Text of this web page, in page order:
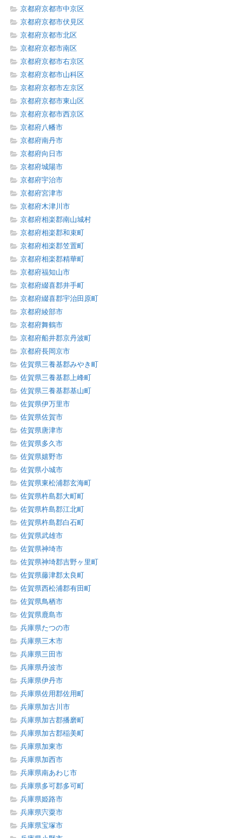
京都府京都市中京区
京都府京都市伏見区
京都府京都市北区
京都府京都市南区
京都府京都市右京区
京都府京都市山科区
京都府京都市左京区
京都府京都市東山区
京都府京都市西京区
京都府八幡市
京都府南丹市
京都府向日市
京都府城陽市
京都府宇治市
京都府宮津市
京都府木津川市
京都府相楽郡南山城村
京都府相楽郡和束町
京都府相楽郡笠置町
京都府相楽郡精華町
京都府福知山市
京都府綴喜郡井手町
京都府綴喜郡宇治田原町
京都府綾部市
京都府舞鶴市
京都府船井郡京丹波町
京都府長岡京市
佐賀県三養基郡みやき町
佐賀県三養基郡上峰町
佐賀県三養基郡基山町
佐賀県伊万里市
佐賀県佐賀市
佐賀県唐津市
佐賀県多久市
佐賀県嬉野市
佐賀県小城市
佐賀県東松浦郡玄海町
佐賀県杵島郡大町町
佐賀県杵島郡江北町
佐賀県杵島郡白石町
佐賀県武雄市
佐賀県神埼市
佐賀県神埼郡吉野ヶ里町
佐賀県藤津郡太良町
佐賀県西松浦郡有田町
佐賀県鳥栖市
佐賀県鹿島市
兵庫県たつの市
兵庫県三木市
兵庫県三田市
兵庫県丹波市
兵庫県伊丹市
兵庫県佐用郡佐用町
兵庫県加古川市
兵庫県加古郡播磨町
兵庫県加古郡稲美町
兵庫県加東市
兵庫県加西市
兵庫県南あわじ市
兵庫県多可郡多可町
兵庫県姫路市
兵庫県宍粟市
兵庫県宝塚市